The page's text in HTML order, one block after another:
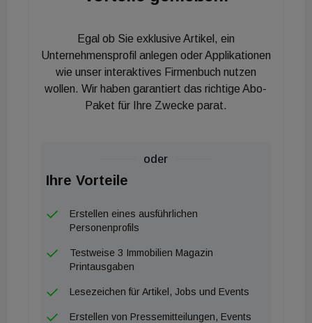
Entwicklungsetappe in aspern Seestadt
vorangetrieben und die Weichen für die Zukunft gut
gestellt", betont CEO Gerhard Schuster. Alexander
Kopecek, bis Ende 2022 im Vorstand der Wien
3420 für Finanzen und Recht zuständig, wechselt in
und betreibt schwerpunktmäßig Projekte im Bereich
Produktentwicklung. Angesichts großer globaler
Herausforderungen sieht es Schuster als zentrale
Aufgabe der Wien 3420 an, die Seestadt weiter in
Richtung eines besonders nachhaltigen,
zukunftsfitten und resilienten Ortes zum Leben und
Egal ob Sie exklusive Artikel, ein
Unternehmensprofil anlegen oder Applikationen
wie unser interaktives Firmenbuch nutzen
wollen. Wir haben garantiert das richtige Abo-
Paket für Ihre Zwecke parat.
oder
Ihre Vorteile
Erstellen eines ausführlichen
Personenprofils
Testweise 3 Immobilien Magazin
Printausgaben
Lesezeichen für Artikel, Jobs und Events
Erstellen von Pressemitteilungen, Events